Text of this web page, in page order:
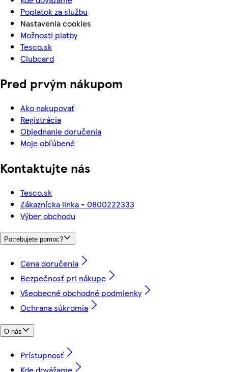
Poplatok za službu
Nastavenia cookies
Možnosti platby
Tesco.sk
Clubcard
Pred prvým nákupom
Ako nakupovať
Registrácia
Objednanie doručenia
Moje obľúbené
Kontaktujte nás
Tesco.sk
Zákaznícka linka - 0800222333
Výber obchodu
Potrebujete pomoc?
Cena doručenia
Bezpečnosť pri nákupe
Všeobecné obchodné podmienky
Ochrana súkromia
O nás
Prístupnosť